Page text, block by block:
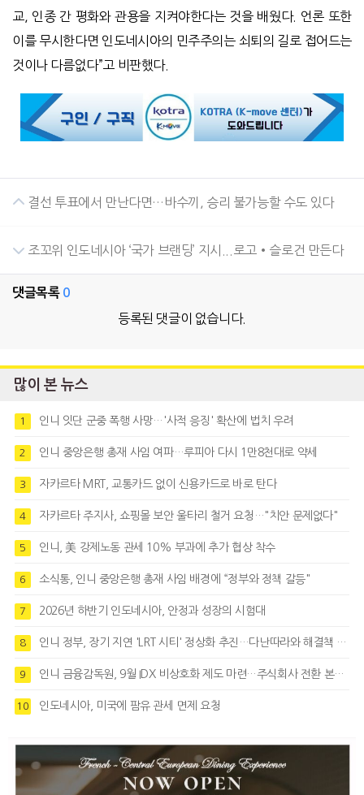
교, 인종 간 평화와 관용을 지켜야한다는 것을 배웠다. 언론 또한
이를 무시한다면 인도네시아의 민주주의는 쇠퇴의 길로 접어드는
것이나 다름없다”고 비판했다.
결선 투표에서 만난다면…바수끼, 승리 불가능할 수도 있다
조꼬위 인도네시아 ‘국가 브랜딩’ 지시...로고•슬로건 만든다
댓글목록 0
등록된 댓글이 없습니다.
많이 본 뉴스
1 인니 잇단 군중 폭행 사망…'사적 응징' 확산에 법치 우려
2 인니 중앙은행 총재 사임 여파…루피아 다시 1만8천대로 약세
3 자카르타 MRT, 교통카드 없이 신용카드로 바로 탄다
4 자카르타 주지사, 쇼핑몰 보안 울타리 철거 요청…"치안 문제없다"
5 인니, 美 강제노동 관세 10% 부과에 추가 협상 착수
6 소식통, 인니 중앙은행 총재 사임 배경에 “정부와 정책 갈등"
7 2026년 하반기 인도네시아, 안정과 성장의 시험대
8 인니 정부, 장기 지연 'LRT 시티' 정상화 추진…다난따라와 해결책 모색
9 인니 금융감독원, 9월 IDX 비상호화 제도 마련…주식회사 전환 본격화
10 인도네시아, 미국에 팜유 관세 면제 요청